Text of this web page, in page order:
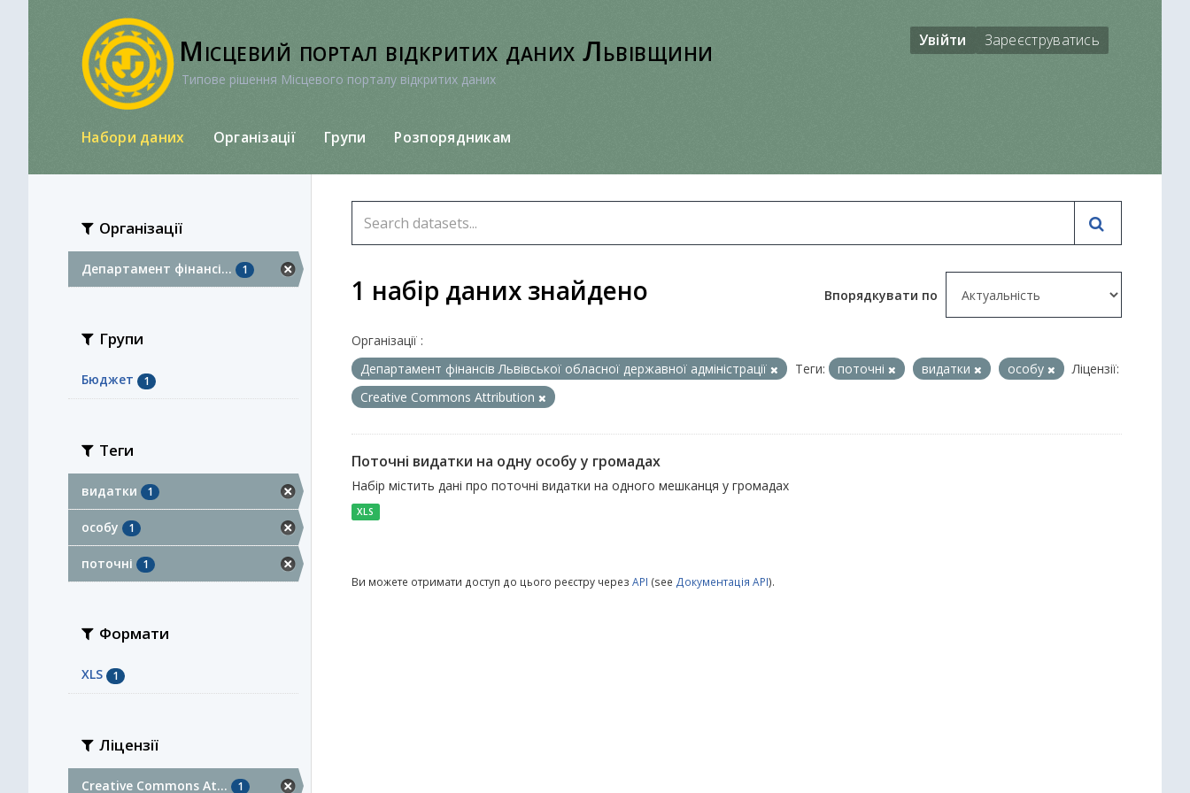
Місцевий портал відкритих даних Львівщини
Типове рішення Місцевого порталу відкритих даних
Увійти Зареєструватись
Набори даних Організації Групи Розпорядникам
Організації
Департамент фінансі... 1
Групи
Бюджет 1
Теги
видатки 1
особу 1
поточні 1
Формати
XLS 1
Ліцензії
Creative Commons At... 1
Впорядкувати по
1 набір даних знайдено
Організації :
Департамент фінансів Львівської обласної державної адміністрації
Теги: поточні видатки особу
Ліцензії:
Creative Commons Attribution
Поточні видатки на одну особу у громадах
Набір містить дані про поточні видатки на одного мешканця у громадах
XLS
Ви можете отримати доступ до цього реєстру через API (see Документація API).